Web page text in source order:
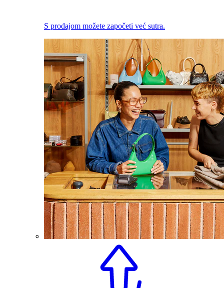
S prodajom možete započeti već sutra.